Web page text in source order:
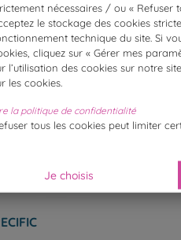
nécessaires / ou « Refuser
le stockage des cookies
technique du site. Si
cliquez sur « Gérer mes
l’utilisation des cookies sur notre
les cookies.
la politique de confidentialité
tous les cookies peut limiter
Je choisis